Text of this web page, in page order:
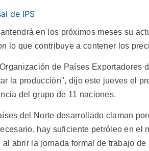
de IPS
en los próximos meses su
lo que contribuye a contener los
de Países Exportadores
la producción", dijo este jueves el
del grupo de 11 naciones.
del Norte desarrollado claman
hay suficiente petróleo en el
al abrir la jornada formal de trabajo de